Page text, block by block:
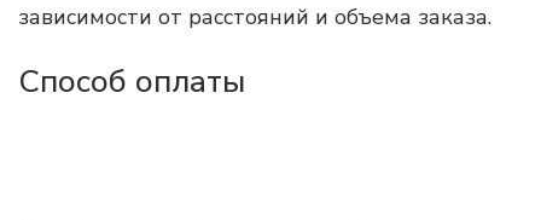
зависимости от расстояний и объема заказа.
Способ оплаты